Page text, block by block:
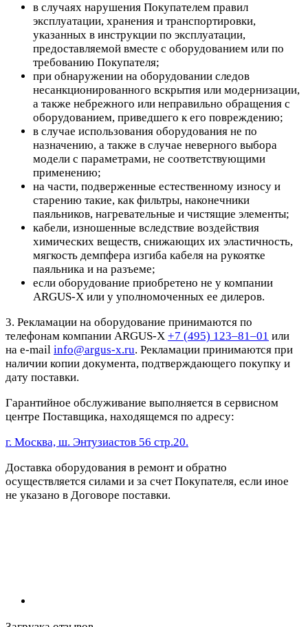
в случаях нарушения Покупателем правил
эксплуатации, хранения и транспортировки,
указанных в инструкции по эксплуатации,
предоставляемой вместе с оборудованием или по
требованию Покупателя;
при обнаружении на оборудовании следов
несанкционированного вскрытия или модернизации,
а также небрежного или неправильно обращения с
оборудованием, приведшего к его повреждению;
в случае использования оборудования не по
назначению, а также в случае неверного выбора
модели с параметрами, не соответствующими
применению;
на части, подверженные естественному износу и
старению такие, как фильтры, наконечники
паяльников, нагревательные и чистящие элементы;
кабели, изношенные вследствие воздействия
химических веществ, снижающих их эластичность,
мягкость демпфера изгиба кабеля на рукоятке
паяльника и на разъеме;
если оборудование приобретено не у компании
ARGUS-X или у уполномоченных ее дилеров.
3. Рекламации на оборудование принимаются по
телефонам компании ARGUS-X +7 (495) 123–81–01 или
на e-mail info@argus-x.ru. Рекламации принимаются при
наличии копии документа, подтверждающего покупку и
дату поставки.
Гарантийное обслуживание выполняется в сервисном
центре Поставщика, находящемся по адресу:
г. Москва, ш. Энтузиастов 56 стр.20.
Доставка оборудования в ремонт и обратно
осуществляется силами и за счет Покупателя, если иное
не указано в Договоре поставки.